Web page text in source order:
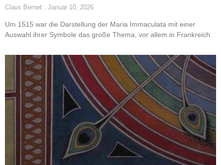
Claus Bernet Januar 10, 2026
Um 1515 war die Darstellung der Maria Immaculata mit einer
Auswahl ihrer Symbole das große Thema, vor allem in Frankreich.